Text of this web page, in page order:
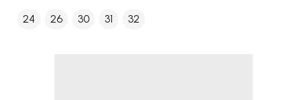
24 26 30 31 32